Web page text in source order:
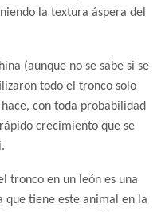
la textura áspera del
(aunque no se sabe si se
todo el tronco solo
con toda probabilidad
crecimiento que se
tronco en un león es una
tiene este animal en la